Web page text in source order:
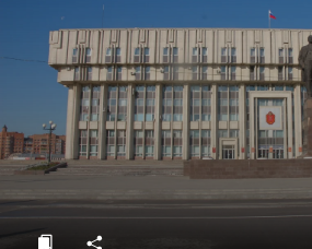
ДоброЦентр
Голодный шпион